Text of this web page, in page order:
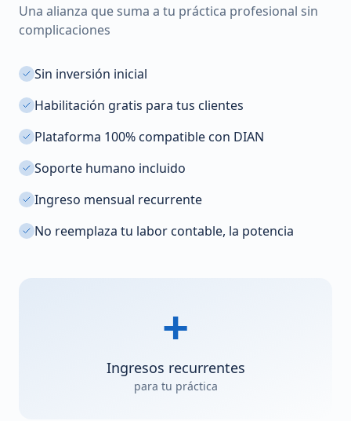
Una alianza que suma a tu práctica profesional sin
complicaciones
Sin inversión inicial
Habilitación gratis para tus clientes
Plataforma 100% compatible con DIAN
Soporte humano incluido
Ingreso mensual recurrente
No reemplaza tu labor contable, la potencia
+
Ingresos recurrentes
para tu práctica